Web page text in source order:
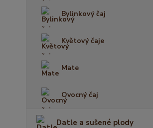
Bylinkový čaj
Květový čaje
Mate
Ovocný čaj
Datle a sušené plody